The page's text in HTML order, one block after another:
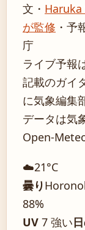
文・ Haruka
が監修 ・ 予
庁
ライブ予報
記載のガイ
に気象編集
データは気
Open-
☁️21°C
曇り
88%
UV 7 強い